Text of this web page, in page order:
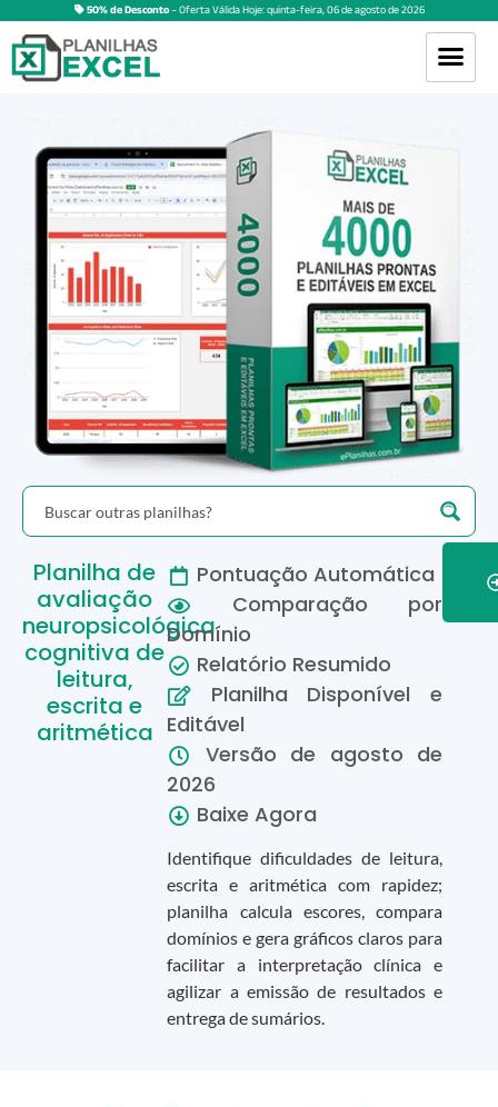
50% de Desconto– Oferta Válida Hoje:quinta-feira,06deagostode2026
Planilha de
avaliação
neuropsicológica
cognitiva de
leitura,
escrita e
aritmética
Pontuação Automática
Comparação por
Domínio
Relatório Resumido
Planilha Disponível e
Editável
Versão de agosto de
2026
Baixe Agora
Identifique dificuldades de leitura,
escrita e aritmética com rapidez;
planilha calcula escores, compara
domínios e gera gráficos claros para
facilitar a interpretação clínica e
agilizar a emissão de resultados e
entrega de sumários.